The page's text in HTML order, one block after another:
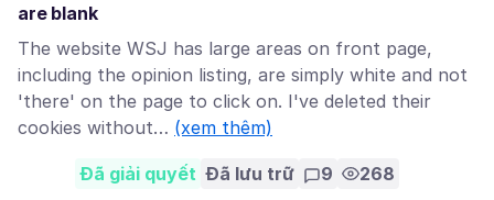
are blank
The website WSJ has large areas on front page,
including the opinion listing, are simply white and not
'there' on the page to click on. I've deleted their
cookies without… (xem thêm)
Đã giải quyết Đã lưu trữ 9 268